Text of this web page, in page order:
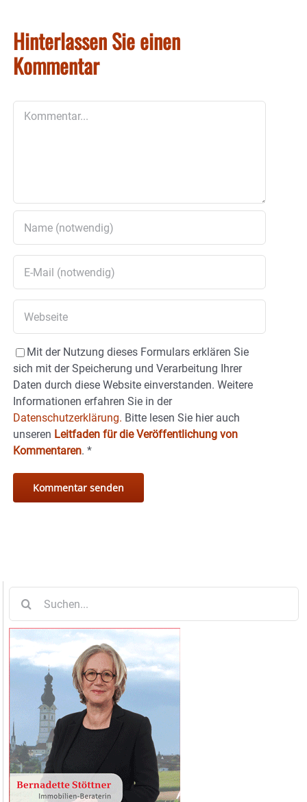
Hinterlassen Sie einen
Kommentar
Mit der Nutzung dieses Formulars erklären Sie
sich mit der Speicherung und Verarbeitung Ihrer
Daten durch diese Website einverstanden. Weitere
Informationen erfahren Sie in der
Datenschutzerklärung. Bitte lesen Sie hier auch
unseren Leitfaden für die Veröffentlichung von
Kommentaren. *
nach: